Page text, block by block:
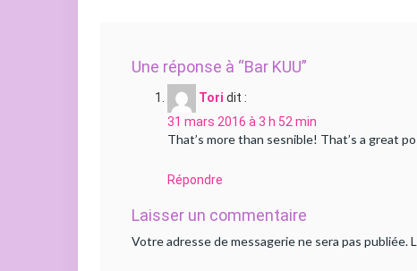
Une réponse à “Bar KUU”
Tori dit :
31 mars 2016 à 3 h 52 min
That’s more than sesnible! That’s a great
Répondre
Laisser un commentaire
Votre adresse de messagerie ne sera pas publiée.